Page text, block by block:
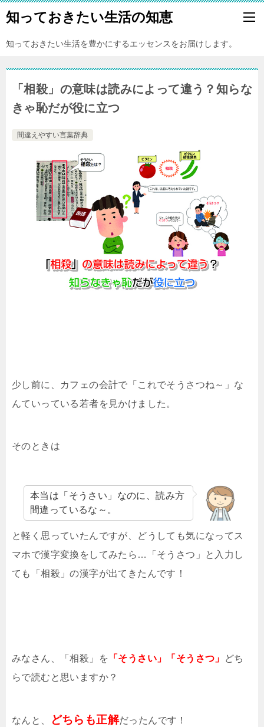
知っておきたい生活の知恵
知っておきたい生活を豊かにするエッセンスをお届けします。
「相殺」の意味は読みによって違う？知らな
きゃ恥だが役に立つ
間違えやすい言葉辞典
少し前に、カフェの会計で「これでそうさつね～」な
んていっている若者を見かけました。
そのときは
本当は「そうさい」なのに、読み方
間違っているな～。
と軽く思っていたんですが、どうしても気になってス
マホで漢字変換をしてみたら…「そうさつ」と入力し
ても「相殺」の漢字が出てきたんです！
みなさん、「相殺」を 「そうさい」「そうさつ」
どち
らで読むと思いますか？
なんと、 どちらも正解だったんです！